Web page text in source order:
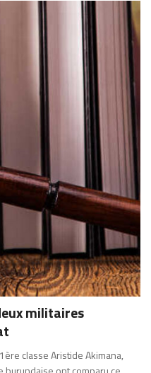
militaires
classe Aristide Akimana,